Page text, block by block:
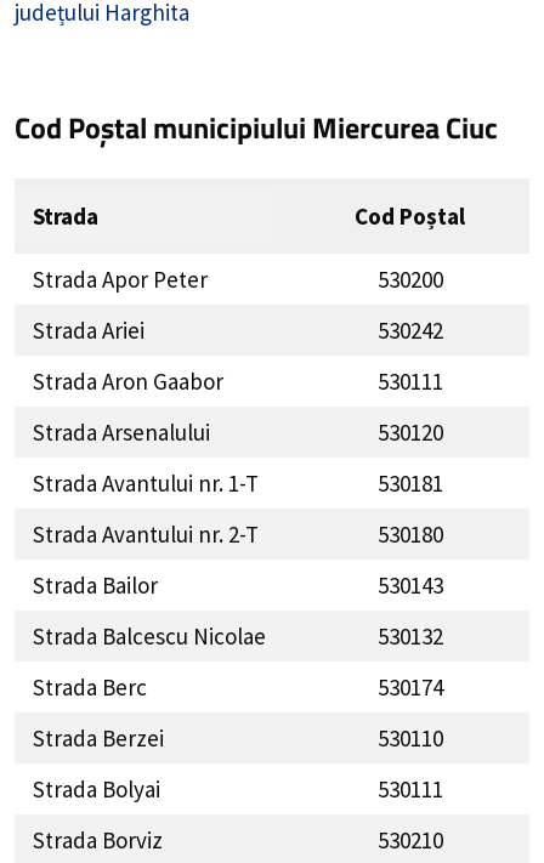
județului Harghita
Cod Poștal municipiului Miercurea Ciuc
Strada Cod Poștal
Strada Apor Peter
530200
Strada Ariei
530242
Strada Aron Gaabor
530111
Strada Arsenalului
530120
Strada Avantului nr. 1-T
530181
Strada Avantului nr. 2-T
530180
Strada Bailor
530143
Strada Balcescu Nicolae
530132
Strada Berc
530174
Strada Berzei
530110
Strada Bolyai
530111
Strada Borviz
530210